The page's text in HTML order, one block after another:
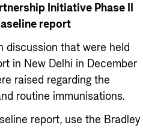
Initiative Phase II
report
discussion that were held
in New Delhi in December
raised regarding the
routine immunisations.
report, use the Bradley